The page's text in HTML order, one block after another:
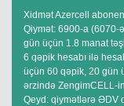
Xidmət Azercell
Qiymət: 6900-a (6070-
gün üçün 1.8 manat
6 qəpik hesabı ilə
üçün 60 qəpik, 20 gün
ərzində ZengimCELL-
Qeyd: qiymətlərə ƏDV